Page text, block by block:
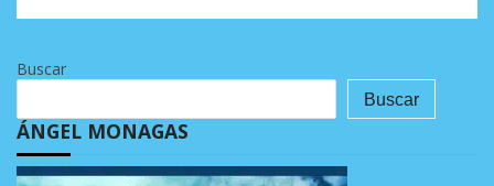
Buscar
Buscar
ÁNGEL MONAGAS